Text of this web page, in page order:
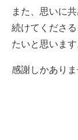
また、思いに
続けてくださ
たいと思います
感謝しかありま